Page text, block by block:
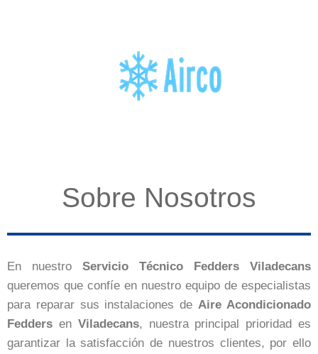
Sobre Nosotros
En nuestro Servicio Técnico Fedders Viladecans
queremos que confíe en nuestro equipo de especialistas
para reparar sus instalaciones de Aire Acondicionado
Fedders en Viladecans, nuestra principal prioridad es
garantizar la satisfacción de nuestros clientes, por ello